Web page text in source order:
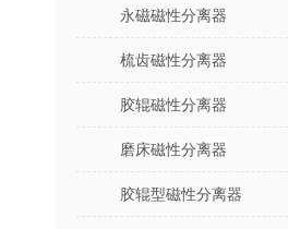
永磁磁性分离器
梳齿磁性分离器
胶辊磁性分离器
磨床磁性分离器
胶辊型磁性分离器